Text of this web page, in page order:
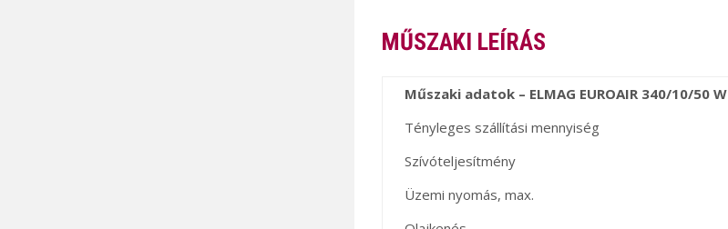
MŰSZAKI LEÍRÁS
Műszaki adatok – ELMAG EUROAIR 340/10/50 W
Tényleges szállítási mennyiség
Szívóteljesítmény
Üzemi nyomás, max.